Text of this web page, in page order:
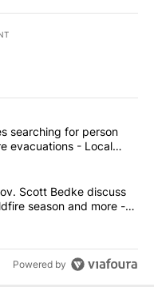
articles in the last
deputies searching
searching for person
evacuations - Local
and Lt. Gov. Scott
Scott Bedke discuss
season and more -
Powered by